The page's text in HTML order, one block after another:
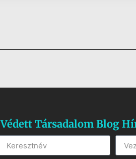
Védett Társadalom Blog